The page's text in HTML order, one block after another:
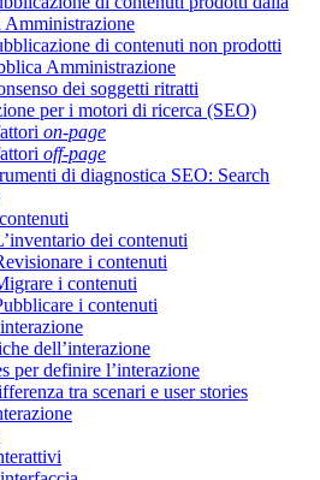
Amministrazione
di contenuti non prodotti
Amministrazione
dei soggetti ritratti
per i motori di ricerca (SEO)
on-page
off-page
di diagnostica SEO: Search
dei contenuti
i contenuti
i contenuti
i contenuti
dell’interazione
per definire l’interazione
tra scenari e user stories